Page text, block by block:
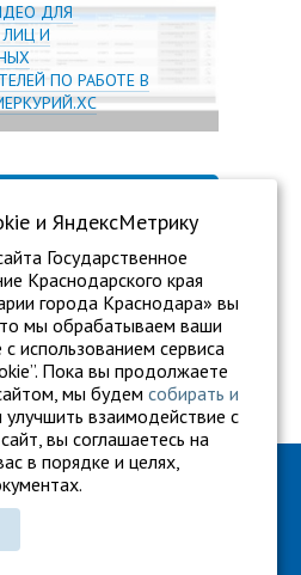
ДЛЯ
И
ПО РАБОТЕ В
города Краснодара"
ул. Карасунская, 110
861 260-27-94
и ЯндексМетрику
Государственное
Краснодарского края
города Краснодара» вы
мы обрабатываем ваши
использованием сервиса
Пока вы продолжаете
мы будем собирать и
улучшить взаимодействие с
вы соглашаетесь на
в порядке и целях,